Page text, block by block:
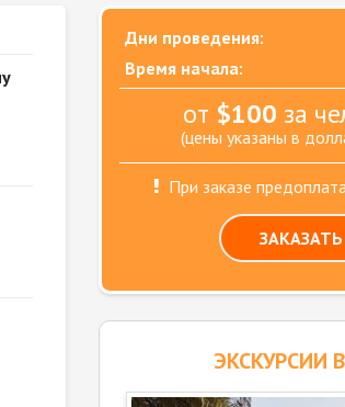
Дни проведения:
Время начала:
от $100 за
(цены указаны в
При заказе
ЗАКАЗАТЬ
ЭКСКУРСИИ